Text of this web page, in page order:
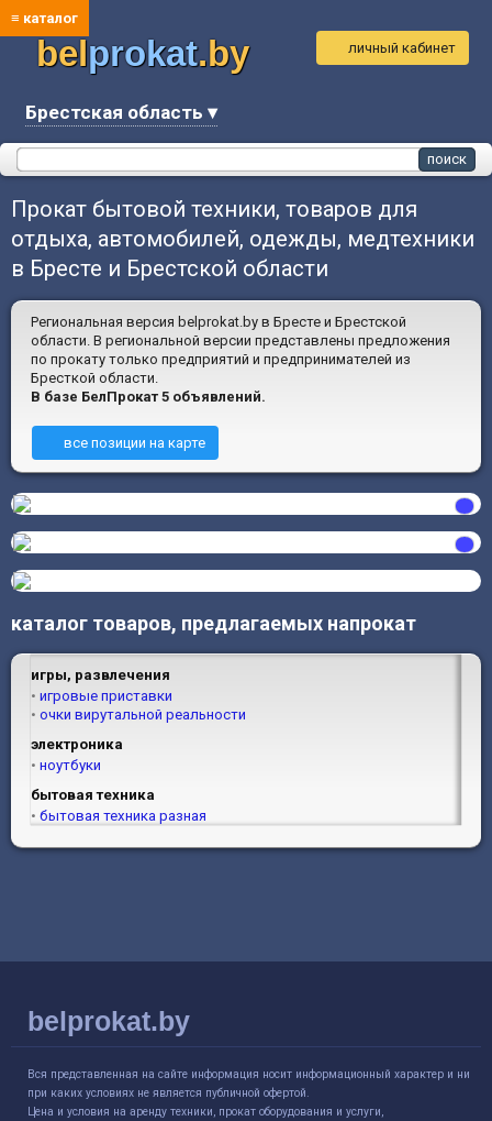
≡ каталог
belprokat.by
Брестская область ▾
личный кабинет
Прокат бытовой техники, товаров для
отдыха, автомобилей, одежды, медтехники
в Бресте и Брестской области
Региональная версия belprokat.by в Бресте и Брестской
области. В региональной версии представлены предложения
по прокату только предприятий и предпринимателей из
Бресткой области.
В базе БелПрокат 5 объявлений.
все позиции на карте
каталог товаров, предлагаемых напрокат
игры, развлечения
игровые приставки
очки вирутальной реальности
электроника
ноутбуки
бытовая техника
бытовая техника разная
belprokat.by
Вся представленная на сайте информация носит информационный характер и ни
при каких условиях не является публичной офертой.
Цена и условия на аренду техники, прокат оборудования и услуги,